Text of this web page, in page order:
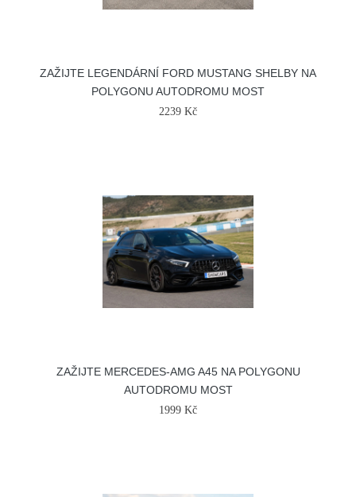
ZAŽIJTE LEGENDÁRNÍ FORD MUSTANG SHELBY NA
POLYGONU AUTODROMU MOST
2239 Kč
ZAŽIJTE MERCEDES-AMG A45 NA POLYGONU
AUTODROMU MOST
1999 Kč